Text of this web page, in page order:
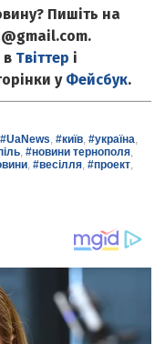
Пишіть на
в Твіттер і
у Фейсбук.
#UaNews, #київ, #україна,
, #новини тернополя,
, #весілля, #проект,